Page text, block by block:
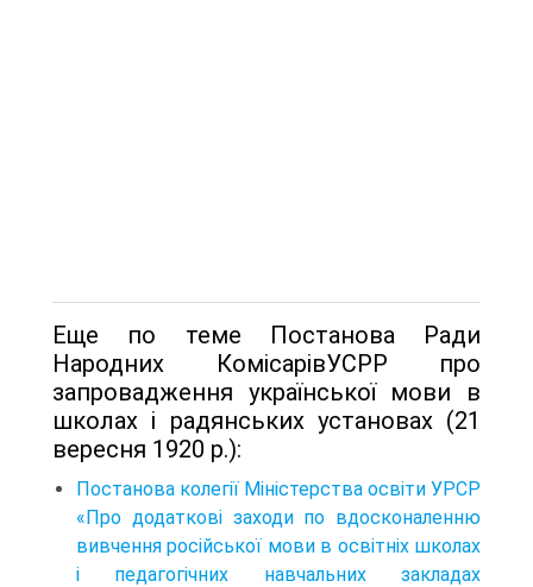
Еще по теме Постанова Ради
Народних КомісарівУСРР про
запровадження української мови в
школах і радянських установах (21
вересня 1920 p.):
Постанова колегії Міністерства освіти УРСР
«Про додаткові заходи по вдосконаленню
вивчення російської мови в освітніх школах
і педагогічних навчальних закладах